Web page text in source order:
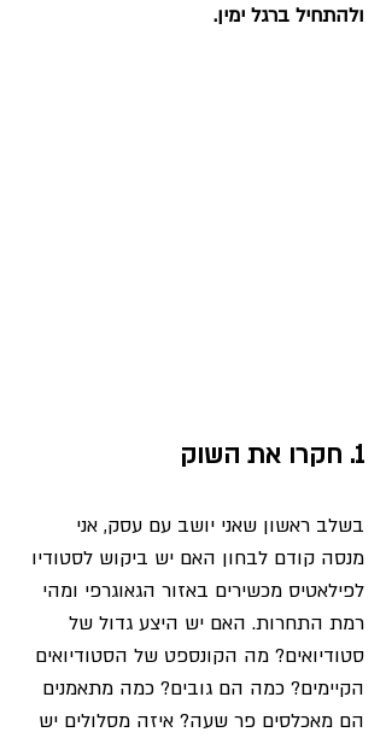
ולהתחיל ברגל ימין.
1. חקרו את השוק
בשלב ראשון שאני יושב עם עסק, אני
מנסה קודם לבחון האם יש ביקוש לסטודיו
לפילאטיס מכשירים באזור הגאוגרפי ומהי
רמת התחרות. האם יש היצע גדול של
סטודיואים? מה הקונספט של הסטודיואים
הקיימים? כמה הם גובים? כמה מתאמנים
הם מאכלסים פר שעה? איזה מסלולים יש